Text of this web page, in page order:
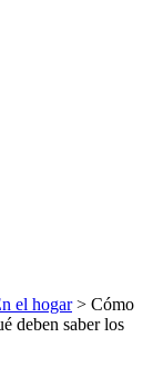
el hogar> Cómo
deben saber los